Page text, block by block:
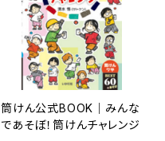
筒けん公式BOOK｜みんな
であそぼ！筒けんチャレンジ